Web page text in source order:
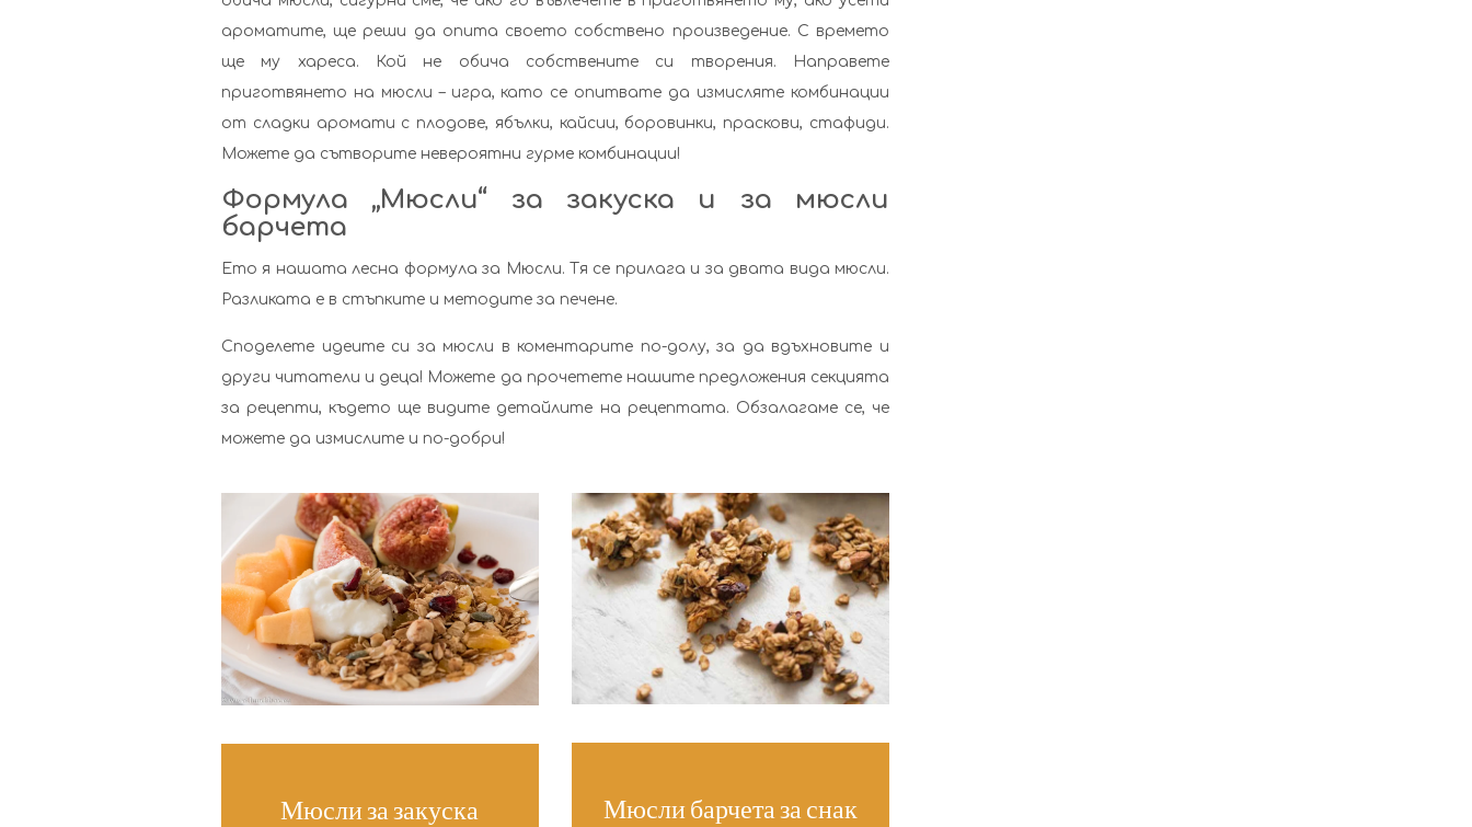
ароматите, ще реши да опита своето собствено произведение. С времето
ще му хареса. Кой не обича собствените си творения. Направете
приготвянето на мюсли – игра, като се опитвате да измисляте комбинации
от сладки аромати с плодове, ябълки, кайсии, боровинки, праскови, стафиди.
Можете да сътворите невероятни гурме комбинации!
Формула „Мюсли“ за закуска и за мюсли
барчета
Ето я нашата лесна формула за Мюсли. Тя се прилага и за двата вида мюсли.
Разликата е в стъпките и методите за печене.
Споделете идеите си за мюсли в коментарите по-долу, за да вдъхновите и
други читатели и деца! Можете да прочетете нашите предложения секцията
за рецепти, където ще видите детайлите на рецептата. Обзалагаме се, че
можете да измислите и по-добри!
Мюсли за закуска Мюсли барчета за снак